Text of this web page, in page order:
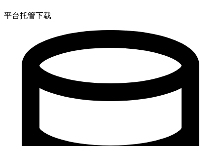
平台托管下载